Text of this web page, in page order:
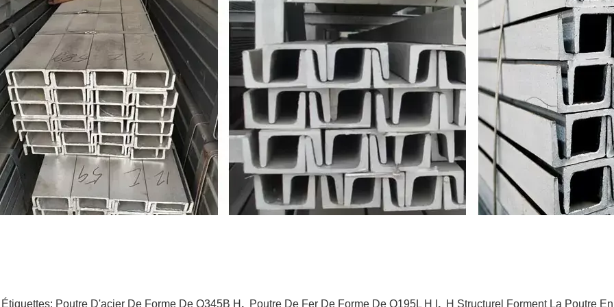
Poutre D'acier De Forme De Q345B H , Poutre De Fer De Forme De Q195L H I , H Structurel Forment La Poutre